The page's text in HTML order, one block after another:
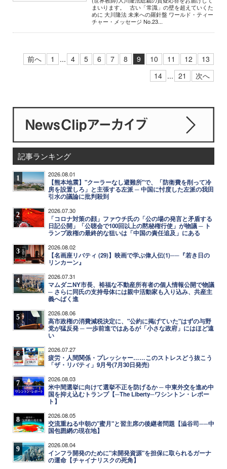
まいります。 古い「常識」の壁を超えていくた
めに 大川隆法 未来への羅針盤 ワールド・ティー
チャー・メッセージ No.23...
前へ 1 ... 4 5 6 7 8 9 10 11 12
13
14 ... 21 次へ
記事ランキング
1 2026.08.01
【熊本地震】"クーラーなし避難所"で、「防衛費を削って冷
房を設置しろ」と主張する左派 ─ 中国に忖度した左派の我田
引水の議論に批判殺到
2 2026.07.30
「コロナ対策の顔」ファウチ氏の「公の場の発言と矛盾する
日記公開」「公聴会で100回以上の黙秘権行使」が物議 ─ ト
ランプ政権の最終的な狙いは「中国の責任追及」にある
3 2026.08.02
【名画座リバティ (29)】映画で学ぶ偉人伝(1)──『若き日の
リンカーン』
4 2026.07.31
マムダニNY市長、裕福な不動産所有者の個人情報公開で物議
─ さらに同氏の支持母体には親中活動家も入り込み、共産主
義へばく進
5 2026.08.06
高市政権の消費減税決定に、"公約に掲げていた"はずの与野
党が猛反発 ─ 一歩前進ではあるが「小さな政府」にはほど遠
い
6 2026.07.27
疲労・人間関係・プレッシャー……このストレスどう抜こう
「ザ・リバティ」9月号(7月30日発売)
7 2026.08.03
米中間選挙に向けて選挙不正を防げるか ─ 中東外交を進め中
国を抑え込むトランプ【─The Liberty─ワシントン・レポー
ト】
8 2026.08.05
交流重ねる中朝の"蜜月"と習主席の後継者問題【澁谷司──中
国包囲網の現在地】
9 2026.08.04
インフラ開発のために"未開発資源"を担保に取られるガーナ
の運命【チャイナリスクの死角】